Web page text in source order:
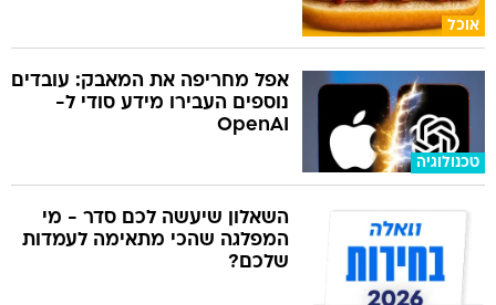
אוכל
טכנולוגיה
אפל מחריפה את המאבק: עובדים
נוספים העבירו מידע סודי ל-
OpenAI
השאלון שיעשה לכם סדר - מי
המפלגה שהכי מתאימה לעמדות
שלכם?